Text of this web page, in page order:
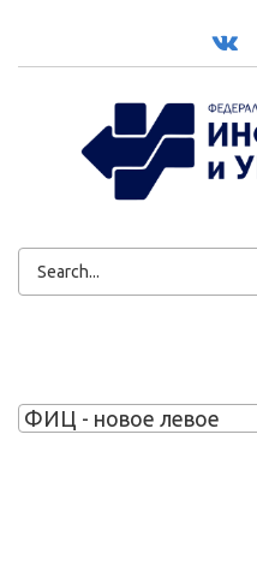
ВК
ФОРМА